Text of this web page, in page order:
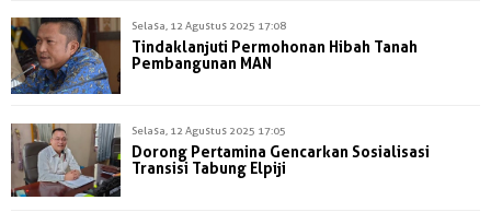
Selasa, 12 Agustus 2025 17:08
Tindaklanjuti Permohonan Hibah Tanah
Pembangunan MAN
Selasa, 12 Agustus 2025 17:05
Dorong Pertamina Gencarkan Sosialisasi
Transisi Tabung Elpiji